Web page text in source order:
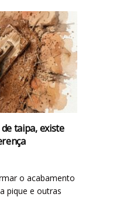
taipa, existe
o acabamento
pique e outras